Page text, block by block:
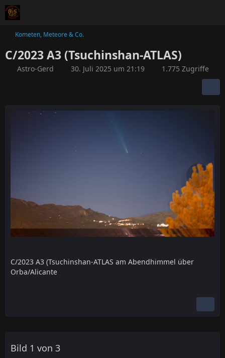
Kometen, Meteore & Co.
C/2023 A3 (Tsuchinshan-ATLAS)
Astro-Gerd 30. Juli 2025 um 21:19 1.775 Zugriffe
C/2023 A3 (Tsuchinshan-ATLAS am Abendhimmel über
Orba/Alicante
Bild 1 von 3